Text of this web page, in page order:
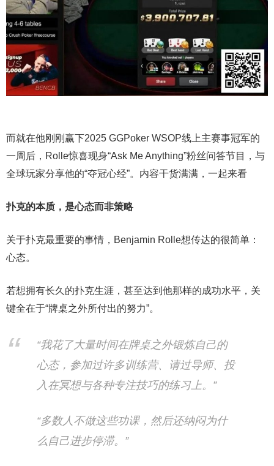
而就在他刚刚赢下2025 GGPoker WSOP线上主赛事冠军的
一周后，Rolle惊喜现身“Ask Me Anything”粉丝问答节目，与
全球玩家分享他的“夺冠心经”。内容干货满满，一起来看
扑克的本质，是心态而非策略
关于扑克最重要的事情，Benjamin Rolle想传达的很简单：
心态。
若想拥有长久的扑克生涯，甚至达到他那样的成功水平，关
键全在于“牌桌之外所付出的努力”。
“我花了大量时间在牌桌之外锻炼自己的
心态，参加过许多训练营、请过导师、投
入在冥想与各种专注技巧的练习上。”
“多数人不做这些功课，然后还纳闷为什
么自己进步停滞。”